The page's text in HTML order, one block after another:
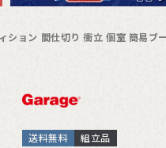
ョン 間仕切り 衝立 個室 簡易ブ
送料無料 組立品